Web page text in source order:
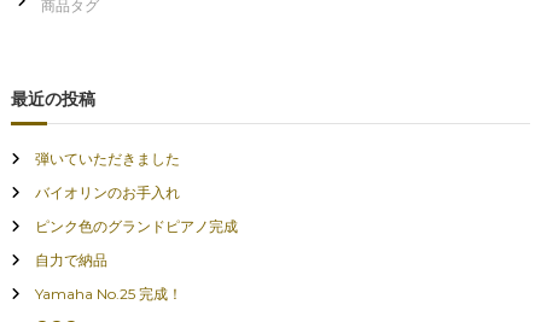
最近の投稿
弾いていただきました
バイオリンのお手入れ
ピンク色のグランドピアノ完成
自力で納品
Yamaha No.25 完成！